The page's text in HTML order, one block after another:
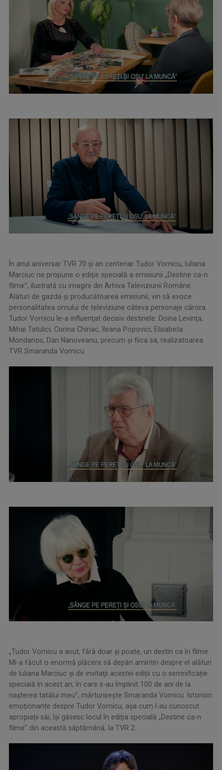
În anul aniversar TVR 70 şi an centenar Tudor Vornicu, Iuliana
Marciuc ne propune o ediţie specială a emisiunii „Destine ca-n
filme”, ilustrată cu imagini din Arhiva Televiziunii Române.
Alături de gazda şi producătoarea emisiunii, vin să evoce
personalitatea omului de televiziune câteva personaje cărora
Tudor Vornicu le-a influenţat decisiv destinele: Doina Levinţa,
Mihai Tatulici, Corina Chiriac, Ileana Popovici, Elisabeta
Mondanos, Dan Nanoveanu, precum şi fiica sa, realizatoarea
TVR Smaranda Vornicu.
„Tudor Vornicu a avut, fără doar şi poate, un destin ca în filme.
Mi-a făcut o enormă plăcere să depăn amintiri despre el alături
de Iuliana Marciuc şi de invitaţii acestei ediții cu o semnificație
specială în acest an, în care s-au împlinit 100 de ani de la
nașterea tatălui meu”, mărturiseşte Smaranda Vornicu. Istorisiri
emoţionante despre Tudor Vornicu, aşa cum l-au cunoscut
apropiaţii săi, îşi găsesc locul în ediţia specială „Destine ca-n
filme” din această săptămână, la TVR 2.